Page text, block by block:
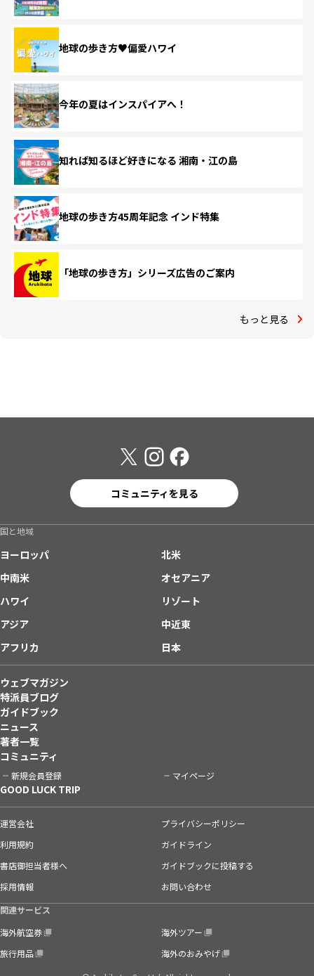
地球の歩き方♥偏愛ハワイ
今年の夏はインスパイアへ！
知れば知るほど好きになる 湘南・江の島
地球の歩き方45周年記念 インド特集
「地球の歩き方」シリーズ広告のご案内
もっと見る
コミュニティを見る
国と地域
ヨーロッパ
北米
中南米
オセアニア
ハワイ
リゾート
アジア
中近東
アフリカ
日本
ウェブマガジン
特派員ブログ
ガイドブック
ニュース
著者一覧
コミュニティ
新規会員登録 マイページ
GOOD LUCK TRIP
運営会社
プライバシーポリシー
利用規約
ガイドライン
書店御担当者様へ
ガイドブックに投稿する
採用情報
お問い合わせ
関連サービス
海外航空券
海外ツアー
旅行用品
海外のおみやげ